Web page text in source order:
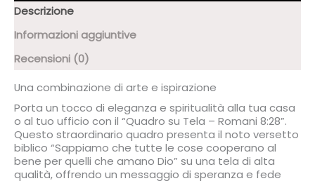
Descrizione
Informazioni aggiuntive
Recensioni (0)
Una combinazione di arte e ispirazione
Porta un tocco di eleganza e spiritualità alla tua casa
o al tuo ufficio con il “Quadro su Tela – Romani 8:28”.
Questo straordinario quadro presenta il noto versetto
biblico “Sappiamo che tutte le cose cooperano al
bene per quelli che amano Dio” su una tela di alta
qualità, offrendo un messaggio di speranza e fede